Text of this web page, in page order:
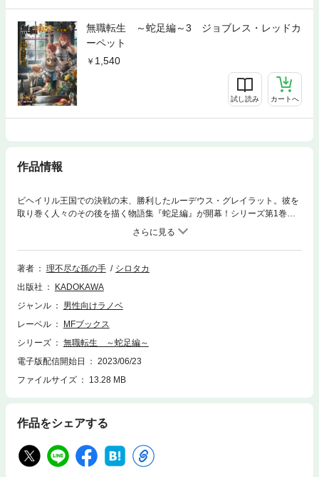
無職転生 ～蛇足編～3 ジョブレス・レッドカ
ーペット
1,540
試し読み カートへ
作品情報
ビヘイリル王国での決戦の末、勝利したルーデウス・グレイラット。彼を
取り巻く人々のその後を描く物語集『蛇足編』が開幕！シリーズ第1巻で
はノルンの結婚話『ウェディング・オブ・ノルン』、ルーシーの初登校を
描く『ルーシーとパパ』、ドーガとイゾルテの婚活話『アスラ七騎士物
語』に加え、ギレーヌの里帰りを描く書き下ろし短編『かつて狂犬と呼ば
れた女』の四編を収録。人生やり直し型転生ファンタジー、激闘のその後
著者 理不尽な孫の手
シロタカ
出版社
KADOKAWA
ジャンル
男性向けラノベ
レーベル
MFブックス
シリーズ
無職転生 ～蛇足編～
電子版配信開始日
2023/06/23
ファイルサイズ
13.28 MB
作品をシェアする